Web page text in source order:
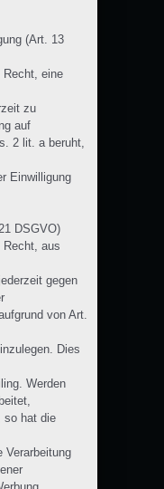
(Art. 13
Recht, eine
zu
auf
2 lit. a beruht,
Einwilligung
DSGVO)
Recht, aus
gegen
von Art.
Dies
Werden
so hat die
Verarbeitung